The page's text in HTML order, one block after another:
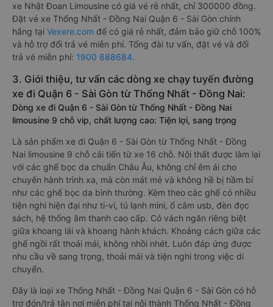
xe Nhật Đoan Limousine có giá vé rẻ nhất, chỉ 300000 đồng.
Đặt vé xe Thống Nhất - Đồng Nai Quận 6 - Sài Gòn chính
hãng tại Vexere.com để có giá rẻ nhất, đảm bảo giữ chỗ 100%
và hỗ trợ đổi trả vé miễn phí. Tổng đài tư vấn, đặt vé và đổi
trả vé miễn phí: 1900 888684.
3. Giới thiệu, tư vấn các dòng xe chạy tuyến đường
xe đi Quận 6 - Sài Gòn từ Thống Nhất - Đồng Nai:
Dòng xe đi Quận 6 - Sài Gòn từ Thống Nhất - Đồng Nai
limousine 9 chỗ vip, chất lượng cao: Tiện lợi, sang trọng
Là sản phẩm xe đi Quận 6 - Sài Gòn từ Thống Nhất - Đồng
Nai limousine 9 chỗ cải tiến từ xe 16 chỗ. Nội thất được làm lại
với các ghế bọc da chuẩn Châu Âu, không chỉ êm ái cho
chuyến hành trình xa, mà còn mát mẻ và không hề bị hầm bí
như các ghế bọc da bình thường. Kèm theo các ghế có nhiều
tiện nghi hiện đại như ti-vi, tủ lạnh mini, ổ cắm usb, đèn đọc
sách, hệ thống âm thanh cao cấp. Có vách ngăn riêng biệt
giữa khoang lái và khoang hành khách. Khoảng cách giữa các
ghế ngồi rất thoải mái, không nhồi nhét. Luôn đáp ứng được
nhu cầu về sang trọng, thoải mái và tiện nghi trong việc di
chuyển.
Đây là loại xe Thống Nhất - Đồng Nai Quận 6 - Sài Gòn có hỗ
trợ đón/trả tận nơi miễn phí tại nội thành Thống Nhất - Đồng